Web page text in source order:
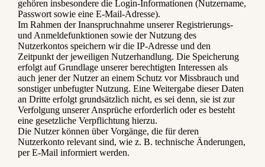
gehören insbesondere die Login-Informationen (Nutzername,
Passwort sowie eine E-Mail-Adresse).
Im Rahmen der Inanspruchnahme unserer Registrierungs-
und Anmeldefunktionen sowie der Nutzung des
Nutzerkontos speichern wir die IP-Adresse und den
Zeitpunkt der jeweiligen Nutzerhandlung. Die Speicherung
erfolgt auf Grundlage unserer berechtigten Interessen als
auch jener der Nutzer an einem Schutz vor Missbrauch und
sonstiger unbefugter Nutzung. Eine Weitergabe dieser Daten
an Dritte erfolgt grundsätzlich nicht, es sei denn, sie ist zur
Verfolgung unserer Ansprüche erforderlich oder es besteht
eine gesetzliche Verpflichtung hierzu.
Die Nutzer können über Vorgänge, die für deren
Nutzerkonto relevant sind, wie z. B. technische Änderungen,
per E-Mail informiert werden.